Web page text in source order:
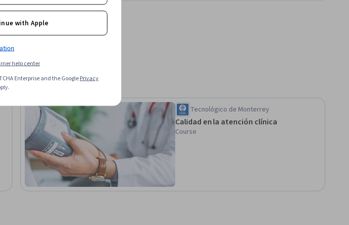
in your
Tecnológico de Monterrey
Calidad en la atención clínica
Course
with Apple
help center
Enterprise and the GooglePrivacy